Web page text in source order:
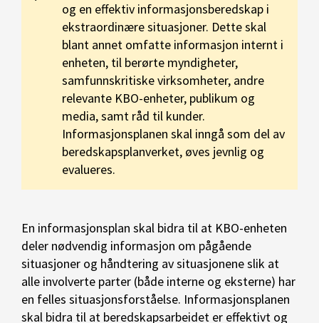
og en effektiv informasjonsberedskap i
ekstraordinære situasjoner. Dette skal
blant annet omfatte informasjon internt i
enheten, til berørte myndigheter,
samfunnskritiske virksomheter, andre
relevante KBO-enheter, publikum og
media, samt råd til kunder.
Informasjonsplanen skal inngå som del av
beredskapsplanverket, øves jevnlig og
evalueres.
En informasjonsplan skal bidra til at KBO-enheten
deler nødvendig informasjon om pågående
situasjoner og håndtering av situasjonene slik at
alle involverte parter (både interne og eksterne) har
en felles situasjonsforståelse. Informasjonsplanen
skal bidra til at beredskapsarbeidet er effektivt og